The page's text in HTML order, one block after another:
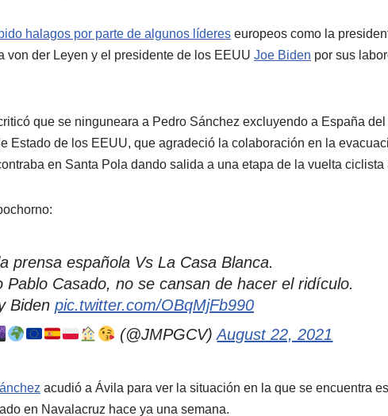
halagos por parte de algunos líderes europeos como la
von der Leyen y el presidente de los EEUU Joe Biden por sus
que se ninguneara a Pedro Sánchez excluyendo a España del
Estado de los EEUU, que agradeció la colaboración en la
en Santa Pola dando salida a una etapa de la vuelta ciclista
prensa española Vs La Casa Blanca.
Pablo Casado, no se cansan de hacer el ridículo.
Biden pic.twitter.com/OBqMjFb990
(@JMPGCV)August 22, 2021
acudió a Ávila para ver la situación en la que se encuentra
en Navalacruz hace ya una semana.